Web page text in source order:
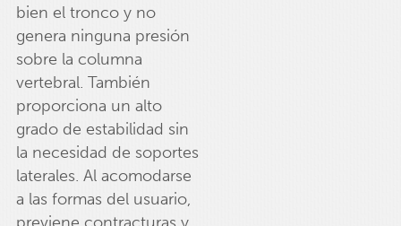
bien el tronco y no
genera ninguna presión
sobre la columna
vertebral. También
proporciona un alto
grado de estabilidad sin
la necesidad de soportes
laterales. Al acomodarse
a las formas del usuario,
previene contracturas y